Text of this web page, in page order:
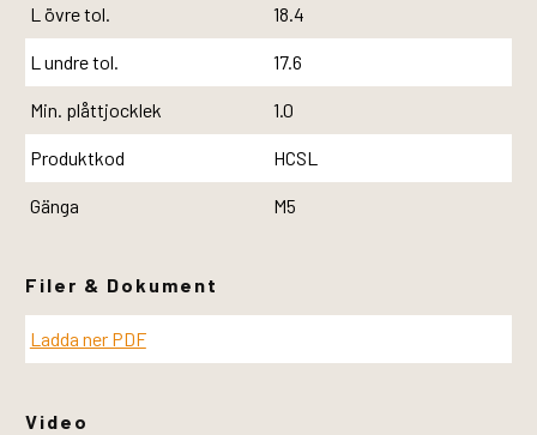
L övre tol. 18.4
L undre tol. 17.6
Min. plåttjocklek 1.0
Produktkod HCSL
Gänga M5
Filer & Dokument
Ladda ner PDF
Video